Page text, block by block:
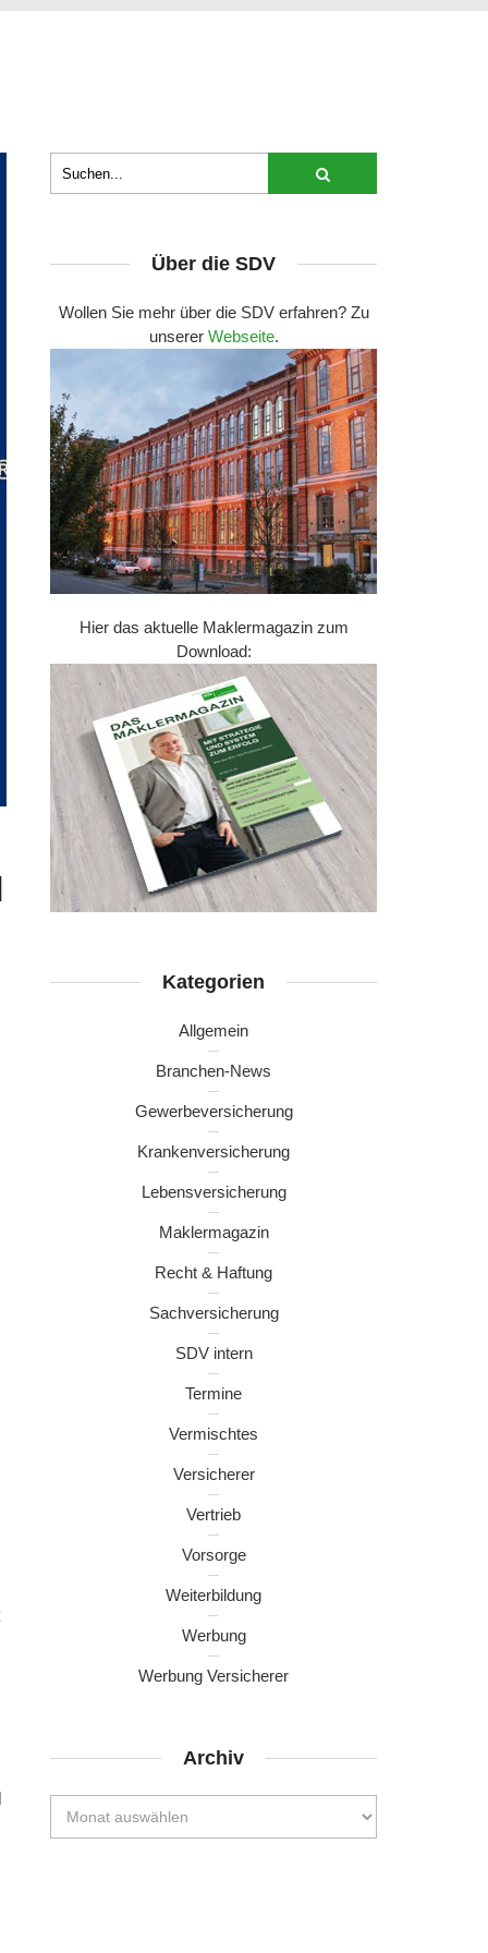
Über die SDV
Wollen Sie mehr über die SDV erfahren? Zu
unserer Webseite.
Hier das aktuelle Maklermagazin zum
Download:
Kategorien
Allgemein
Branchen-News
Gewerbeversicherung
Krankenversicherung
Lebensversicherung
Maklermagazin
Recht & Haftung
Sachversicherung
SDV intern
Termine
Vermischtes
Versicherer
Vertrieb
Vorsorge
Weiterbildung
Werbung
Werbung Versicherer
Archiv